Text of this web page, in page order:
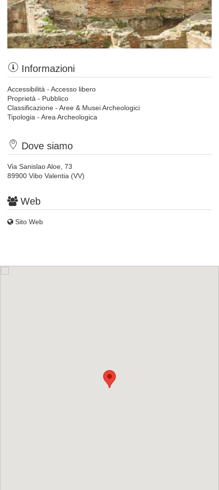
Informazioni
Accessibilità - Accesso libero
Proprietà - Pubblico
Classificazione - Aree & Musei Archeologici
Tipologia - Area Archeologica
Dove siamo
Via Sanislao Aloe, 73
89900 Vibo Valentia (VV)
Web
Sito Web